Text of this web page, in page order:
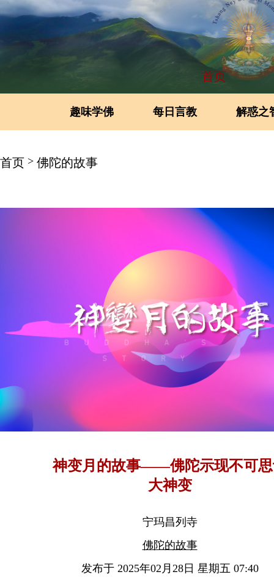
首页
趣味学佛 每日言教 解惑之
首页 > 佛陀的故事
神变月的故事——佛陀示现不可
大神变
宁玛昌列寺
佛陀的故事
发布于 2025年02月28日 星期五 07:40